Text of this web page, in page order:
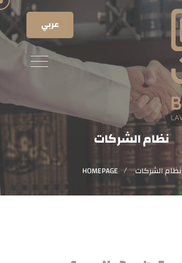
عربي
نظام الشركات
HOMEPAGE نظام الشركات